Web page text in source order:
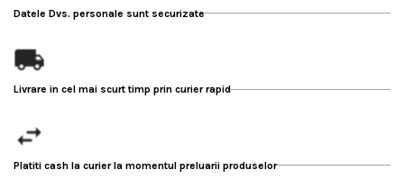
Datele Dvs. personale sunt securizate
Livrare in cel mai scurt timp prin curier rapid
Platiti cash la curier la momentul preluarii produselor